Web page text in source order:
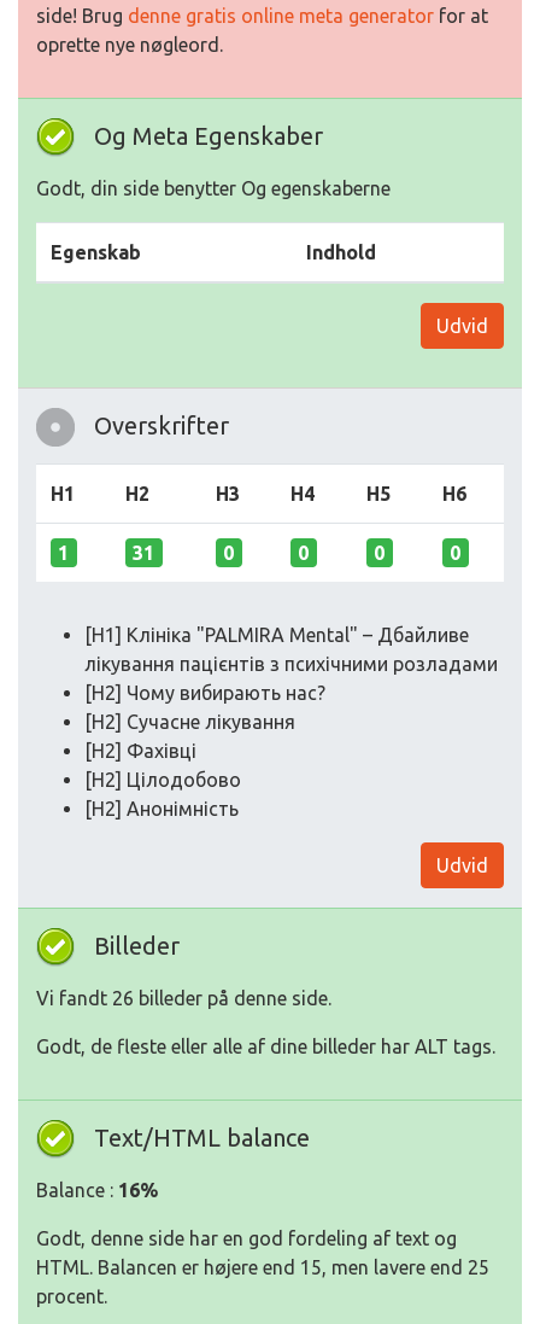
side! Brug denne gratis online meta generator for at
oprette nye nøgleord.
Og Meta Egenskaber
Godt, din side benytter Og egenskaberne
Egenskab Indhold
Udvid
Overskrifter
H1 H2 H3 H4 H5 H6
1 31 0 0 0 0
[H1] Клініка "PALMIRA Mental" – Дбайливе
лікування пацієнтів з психічними розладами
[H2] Чому вибирають нас?
[H2] Сучасне лікування
[H2] Фахівці
[H2] Цілодобово
[H2] Анонімність
Udvid
Billeder
Vi fandt 26 billeder på denne side.
Godt, de fleste eller alle af dine billeder har ALT tags.
Text/HTML balance
Balance : 16%
Godt, denne side har en god fordeling af text og
HTML. Balancen er højere end 15, men lavere end 25
procent.